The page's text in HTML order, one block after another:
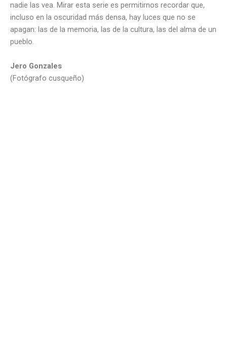
nadie las vea. Mirar esta serie es permitirnos recordar que,
incluso en la oscuridad más densa, hay luces que no se
apagan: las de la memoria, las de la cultura, las del alma de un
pueblo.
Jero Gonzales
(Fotógrafo cusqueño)